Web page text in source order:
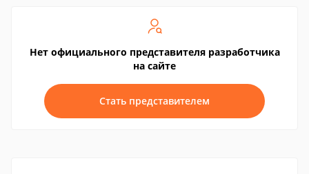
Нет официального представителя разработчика
на сайте
Стать представителем